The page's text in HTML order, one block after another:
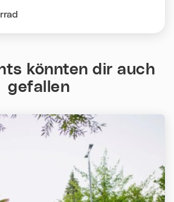
könnten dir auch
gefallen